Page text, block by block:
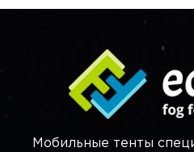
Мобильные тенты